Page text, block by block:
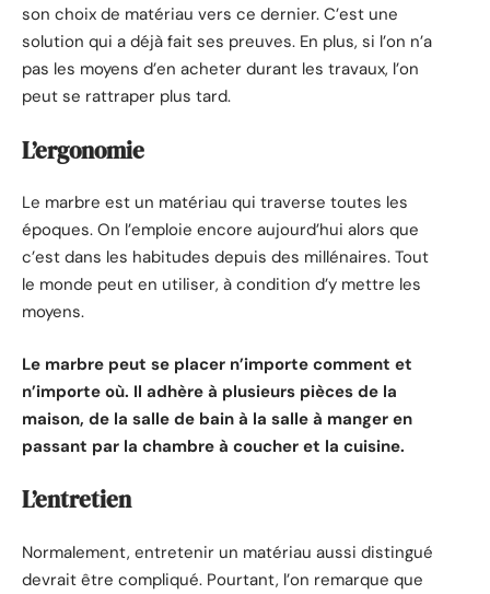
son choix de matériau vers ce dernier. C’est une
solution qui a déjà fait ses preuves. En plus, si l’on n’a
pas les moyens d’en acheter durant les travaux, l’on
peut se rattraper plus tard.
L’ergonomie
Le marbre est un matériau qui traverse toutes les
époques. On l’emploie encore aujourd’hui alors que
c’est dans les habitudes depuis des millénaires. Tout
le monde peut en utiliser, à condition d’y mettre les
moyens.
Le marbre peut se placer n’importe comment et
n’importe où. Il adhère à plusieurs pièces de la
maison, de la salle de bain à la salle à manger en
passant par la chambre à coucher et la cuisine.
L’entretien
Normalement, entretenir un matériau aussi distingué
devrait être compliqué. Pourtant, l’on remarque que